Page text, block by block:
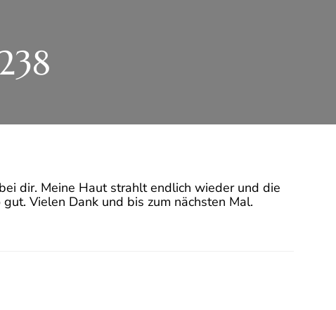
dir. Meine Haut strahlt endlich wieder und die
Vielen Dank und bis zum nächsten Mal.